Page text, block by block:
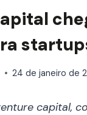
24 de janeiro de
capital,